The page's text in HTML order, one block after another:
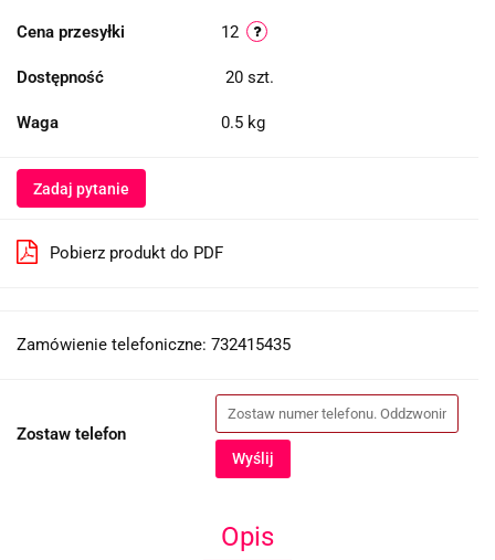
Cena przesyłki 12
Dostępność 20 szt.
Waga 0.5 kg
Zadaj pytanie
Pobierz produkt do PDF
Zamówienie telefoniczne: 732415435
Zostaw telefon
Wyślij
Opis